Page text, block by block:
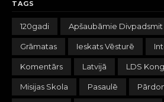
TAGS
120gadi Apšaubāmie Divpadsmit
Grāmatas Ieskats Vēsturē
Komentārs Latvijā LDS
Misijas Skola Pasaulē